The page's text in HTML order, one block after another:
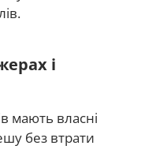
і
мають власні
без втрати